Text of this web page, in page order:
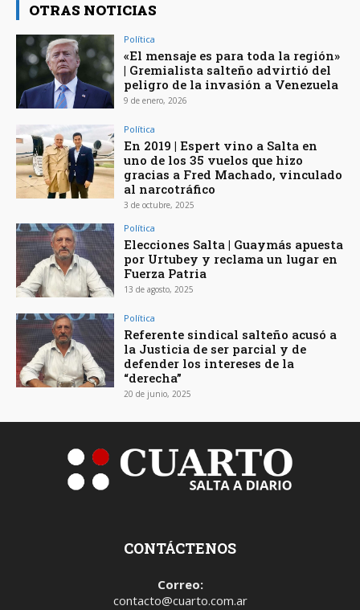
OTRAS NOTICIAS
Política
«El mensaje es para toda la región»
| Gremialista salteño advirtió del
peligro de la invasión a Venezuela
9 de enero, 2026
Política
En 2019 | Espert vino a Salta en
uno de los 35 vuelos que hizo
gracias a Fred Machado, vinculado
al narcotráfico
3 de octubre, 2025
Política
Elecciones Salta | Guaymás apuesta
por Urtubey y reclama un lugar en
Fuerza Patria
13 de agosto, 2025
Política
Referente sindical salteño acusó a
la Justicia de ser parcial y de
defender los intereses de la
“derecha”
20 de junio, 2025
CONTÁCTENOS
Correo:
contacto@cuarto.com.ar